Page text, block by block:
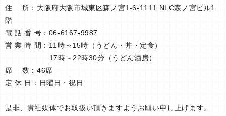
住 所：大阪府大阪市城東区森ノ宮1-6-1111 NLC森ノ宮ビル1
階
電 話 番 号：06-6167-9987
営 業 時 間：11時～15時（うどん・丼・定食）
17時～22時30分（うどん酒房）
席 数：46席
定 休 日：日曜日・祝日
是非、貴社媒体でお取扱い頂きますようお願い申し上げます。